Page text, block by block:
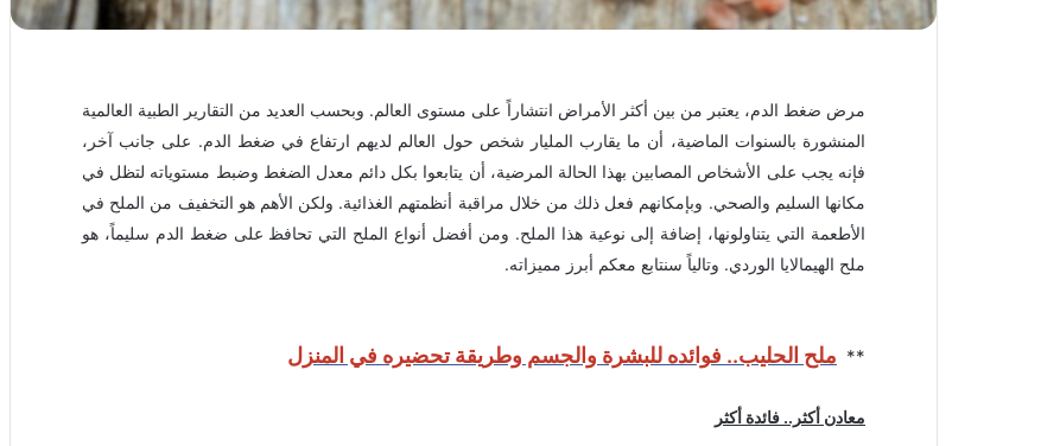
مرض ضغط الدم، يعتبر من بين أكثر الأمراض انتشاراً على مستوى العالم. وبحسب العديد من التقارير الطبية العالمية
المنشورة بالسنوات الماضية، أن ما يقارب المليار شخص حول العالم لديهم ارتفاع في ضغط الدم. على جانب آخر،
فإنه يجب على الأشخاص المصابين بهذا الحالة المرضية، أن يتابعوا بكل دائم معدل الضغط وضبط مستوياته لتظل في
مكانها السليم والصحي. وبإمكانهم فعل ذلك من خلال مراقبة أنظمتهم الغذائية. ولكن الأهم هو التخفيف من الملح في
الأطعمة التي يتناولونها، إضافة إلى نوعية هذا الملح. ومن أفضل أنواع الملح التي تحافظ على ضغط الدم سليماً، هو
ملح الهيمالايا الوردي. وتالياً سنتابع معكم أبرز مميزاته.
** ملح الحليب.. فوائده للبشرة والجسم وطريقة تحضيره في المنزل
معادن أكثر.. فائدة أكثر